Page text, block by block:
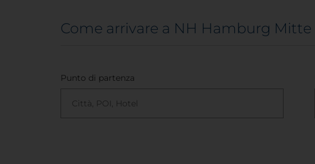
Come arrivare a NH Hamburg Mitte
Punto di partenza